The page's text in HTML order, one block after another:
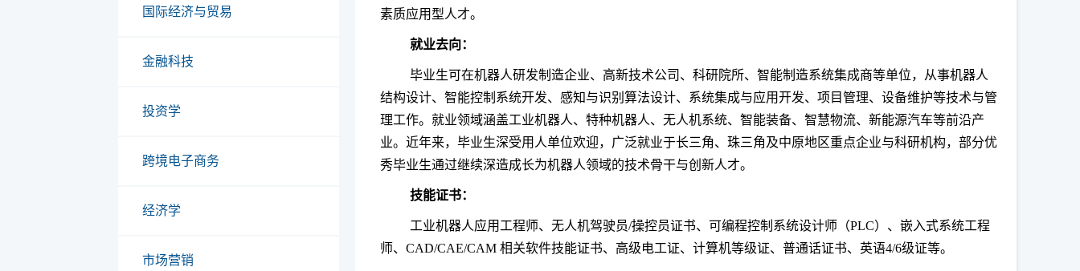
国际经济与贸易
金融科技
投资学
跨境电子商务
经济学
市场营销
素质应用型人才。
就业去向：
毕业生可在机器人研发制造企业、高新技术公司、科研院所、智能制造系统集成商等单位，从事机器人
结构设计、智能控制系统开发、感知与识别算法设计、系统集成与应用开发、项目管理、设备维护等技术与管
理工作。就业领域涵盖工业机器人、特种机器人、无人机系统、智能装备、智慧物流、新能源汽车等前沿产
业。近年来，毕业生深受用人单位欢迎，广泛就业于长三角、珠三角及中原地区重点企业与科研机构，部分优
秀毕业生通过继续深造成长为机器人领域的技术骨干与创新人才。
技能证书：
工业机器人应用工程师、无人机驾驶员/操控员证书、可编程控制系统设计师（PLC）、嵌入式系统工程
师、CAD/CAE/CAM 相关软件技能证书、高级电工证、计算机等级证、普通话证书、英语4/6级证等。